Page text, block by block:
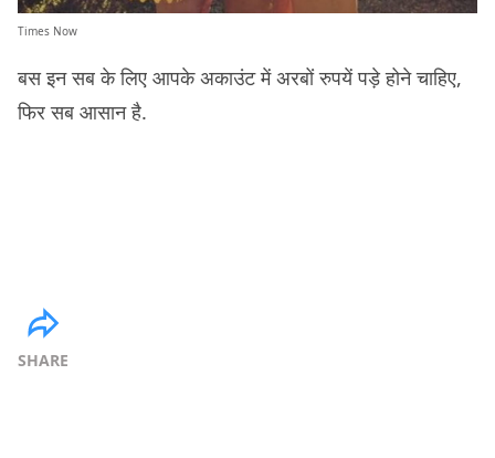
Times Now
बस इन सब के लिए आपके अकाउंट में अरबों रुपयें पड़े होने चाहिए,
फिर सब आसान है.
SHARE